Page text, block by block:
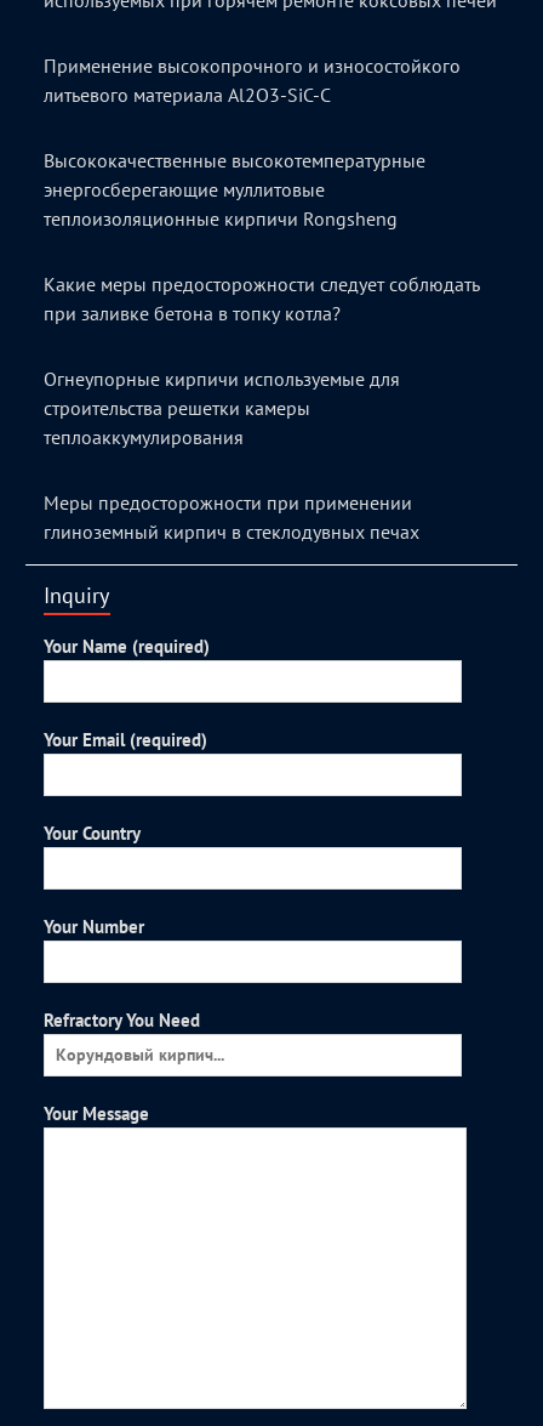
Применение высокопрочного и износостойкого
литьевого материала Al2O3-SiC-C
Высококачественные высокотемпературные
энергосберегающие муллитовые
теплоизоляционные кирпичи Rongsheng
Какие меры предосторожности следует соблюдать
при заливке бетона в топку котла?
Огнеупорные кирпичи используемые для
строительства решетки камеры
теплоаккумулирования
Меры предосторожности при применении
глиноземный кирпич в стеклодувных печах
Inquiry
Your Name (required)
Your Email (required)
Your Country
Your Number
Refractory You Need
Your Message